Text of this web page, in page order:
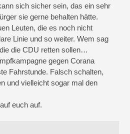
sich sicher sein, das ein sehr
sie gerne behalten hätte.
Leuten, die es noch nicht
Linie und so weiter. Wem sag
die CDU retten sollen…
gegen Corana
Fahrstunde. Falsch schalten,
und vielleicht sogar mal den
euch auf.